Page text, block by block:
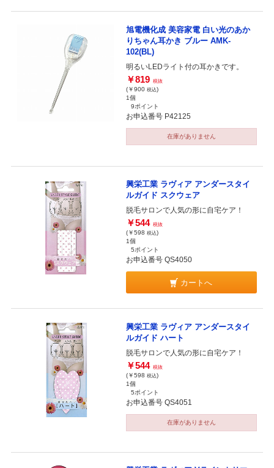
旭電機化成 美容家電 白い光のあか
りちゃん耳かき ブルー AMK-
102(BL)
明るいLEDライト付の耳かきです。
￥819 税抜
(￥900 税込)
1個
9ポイント
お申込番号 P42125
在庫がありません
興栄工業 ラヴィア アンダースタイ
ルガイド スクウェア
脱毛サロンで人気の形に自宅ケア！
￥544 税抜
(￥598 税込)
1個
5ポイント
お申込番号 QS4050
カートへ
興栄工業 ラヴィア アンダースタイ
ルガイド ハート
脱毛サロンで人気の形に自宅ケア！
￥544 税抜
(￥598 税込)
1個
5ポイント
お申込番号 QS4051
在庫がありません